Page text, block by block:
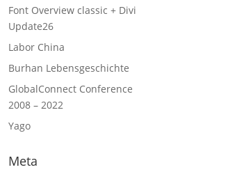
Font Overview classic + Divi
Update26
Labor China
Burhan Lebensgeschichte
GlobalConnect Conference
2008 – 2022
Yago
Meta